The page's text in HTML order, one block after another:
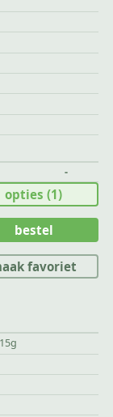
-
opties(1)
bestel
favoriet